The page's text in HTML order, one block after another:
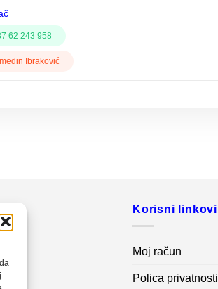
62 243 958
Ibraković
Korisni linkovi
Moj račun
Polica privatnosti